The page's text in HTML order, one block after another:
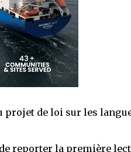
projet de loi sur les
reporter la première